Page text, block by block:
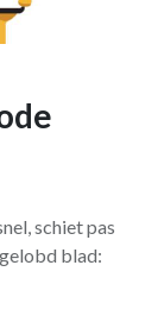
schiet pas
blad: